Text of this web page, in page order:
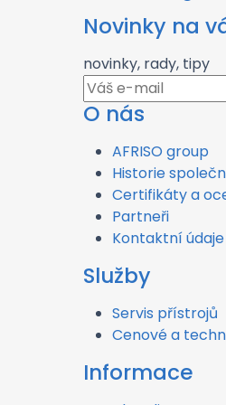
Novinky na
novinky, rady, tipy
O nás
AFRISO group
Historie
Certifikáty a
Partneři
Kontaktní údaje
Služby
Servis přístrojů
Cenové a
Informace